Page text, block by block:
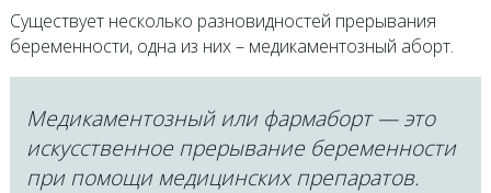
Существует несколько разновидностей прерывания
беременности, одна из них – медикаментозный аборт.
Медикаментозный или фармаборт — это
искусственное прерывание беременности
при помощи медицинских препаратов.